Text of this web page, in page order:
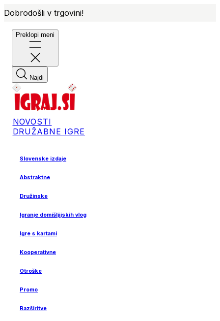
Dobrodošli v trgovini!
Preklopi meni
Najdi
NOVOSTI
DRUŽABNE IGRE
Slovenske izdaje
Abstraktne
Družinske
Igranje domišljijskih vlog
Igre s kartami
Kooperativne
Otroške
Promo
Razširitve